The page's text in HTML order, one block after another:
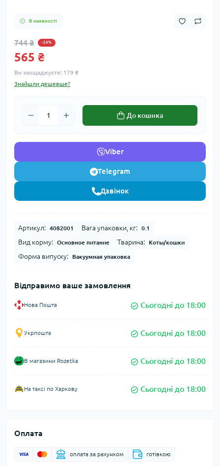
В наявності
744 ₴ -24%
565 ₴
Ви заощаджуєте: 179 ₴
Знайшли дешевше?
До кошика
Viber
Telegram
Дзвінок
Артикул: 4082001 Вага упаковки, кг: 0.1
Вид корму: Основное питание Тварина: Коты/кошки
Форма випуску: Вакуумная упаковка
Відправимо ваше замовлення
Нова Пошта Сьогодні до 18:00
Укрпошта Сьогодні до 18:00
В магазини Rozetka Сьогодні до 18:00
На таксі по Харкову Сьогодні до 18:00
Оплата
оплата за рахунком готівкою